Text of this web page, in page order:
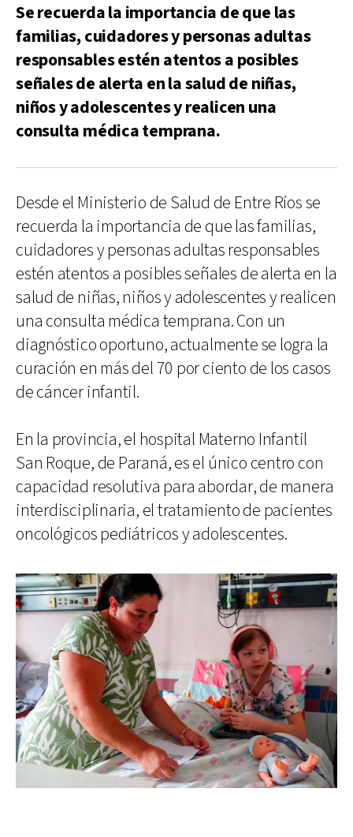
Se recuerda la importancia de que las
familias, cuidadores y personas adultas
responsables estén atentos a posibles
señales de alerta en la salud de niñas,
niños y adolescentes y realicen una
consulta médica temprana.
Desde el Ministerio de Salud de Entre Ríos se
recuerda la importancia de que las familias,
cuidadores y personas adultas responsables
estén atentos a posibles señales de alerta en la
salud de niñas, niños y adolescentes y realicen
una consulta médica temprana. Con un
diagnóstico oportuno, actualmente se logra la
curación en más del 70 por ciento de los casos
de cáncer infantil.
En la provincia, el hospital Materno Infantil
San Roque, de Paraná, es el único centro con
capacidad resolutiva para abordar, de manera
interdisciplinaria, el tratamiento de pacientes
oncológicos pediátricos y adolescentes.